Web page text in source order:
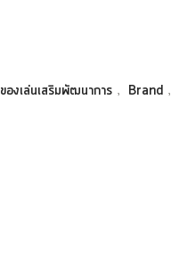
ของเล่นเสริมพัฒนาการ , Brand ,